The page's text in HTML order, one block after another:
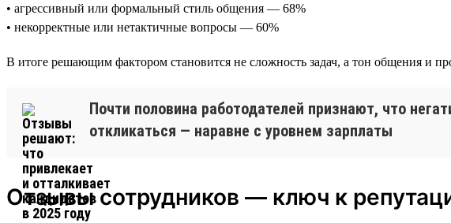
• агрессивный или формальный стиль общения — 68%
• некорректные или нетактичные вопросы — 60%
В итоге решающим фактором становится не сложность задач, а тон общения и
Почти половина работодателей признают, что
откликаться — наравне с уровнем зарплаты
Отзывы сотрудников — ключ к